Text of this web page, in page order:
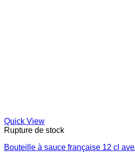
Quick View
Rupture de stock
Bouteille à sauce française 12 cl